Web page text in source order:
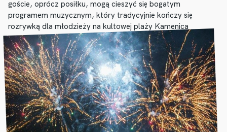
goście, oprócz posiłku, mogą cieszyć się bogatym
programem muzycznym, który tradycyjnie kończy się
rozrywką dla młodzieży na kultowej plaży Kamenica